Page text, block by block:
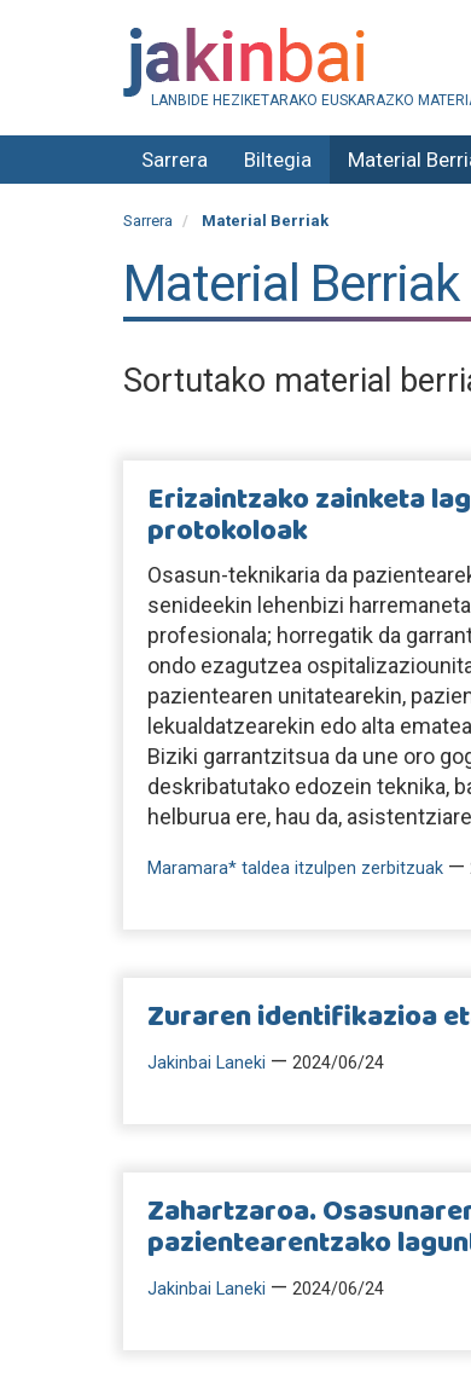
LANBIDE HEZIKETARAKO EUSKARAZKO
Sarrera Biltegia Material
Sarrera Material Berriak
Material Berriak
Sortutako material
Erizaintzako zainketa
protokoloak
Osasun-teknikaria da
senideekin lehenbizi
profesionala; horregatik da
ondo ezagutzea
pazientearen unitatearekin,
lekualdatzearekin edo alta
Biziki garrantzitsua da une oro
deskribatutako edozein teknika,
helburua ere, hau da,
Maramara* taldea itzulpen zerbitzuak —
Zuraren identifikazioa
Jakinbai Laneki — 2024/06/24
Zahartzaroa.
pazientearentzako
Jakinbai Laneki — 2024/06/24